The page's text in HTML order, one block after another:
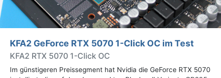
KFA2 GeForce RTX 5070 1-Click OC im Test
KFA2 RTX 5070 1-Click OC
Im günstigeren Preissegment hat Nvidia die GeForce RTX 5070